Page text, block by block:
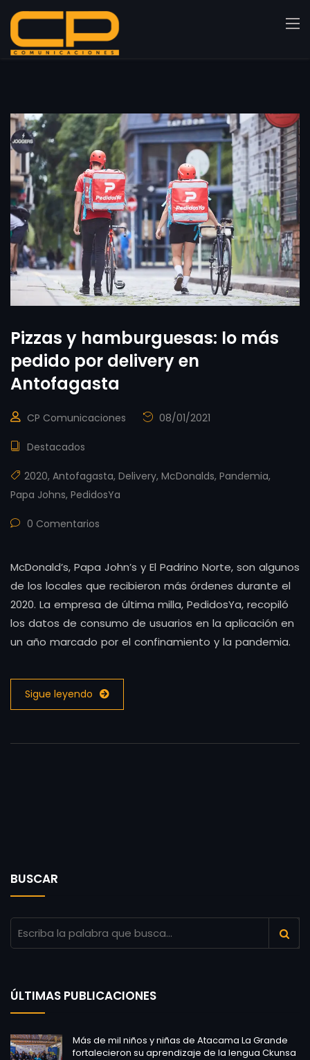
Pizzas y hamburguesas: lo más
pedido por delivery en
Antofagasta
CP Comunicaciones 08/01/2021
Destacados
2020, Antofagasta, Delivery, McDonalds, Pandemia,
Papa Johns, PedidosYa
0 Comentarios
McDonald’s, Papa John’s y El Padrino Norte, son algunos
de los locales que recibieron más órdenes durante el
2020. La empresa de última milla, PedidosYa, recopiló
los datos de consumo de usuarios en la aplicación en
un año marcado por el confinamiento y la pandemia.
Sigue leyendo
BUSCAR
ÚLTIMAS PUBLICACIONES
Más de mil niños y niñas de Atacama La Grande
fortalecieron su aprendizaje de la lengua Ckunsa